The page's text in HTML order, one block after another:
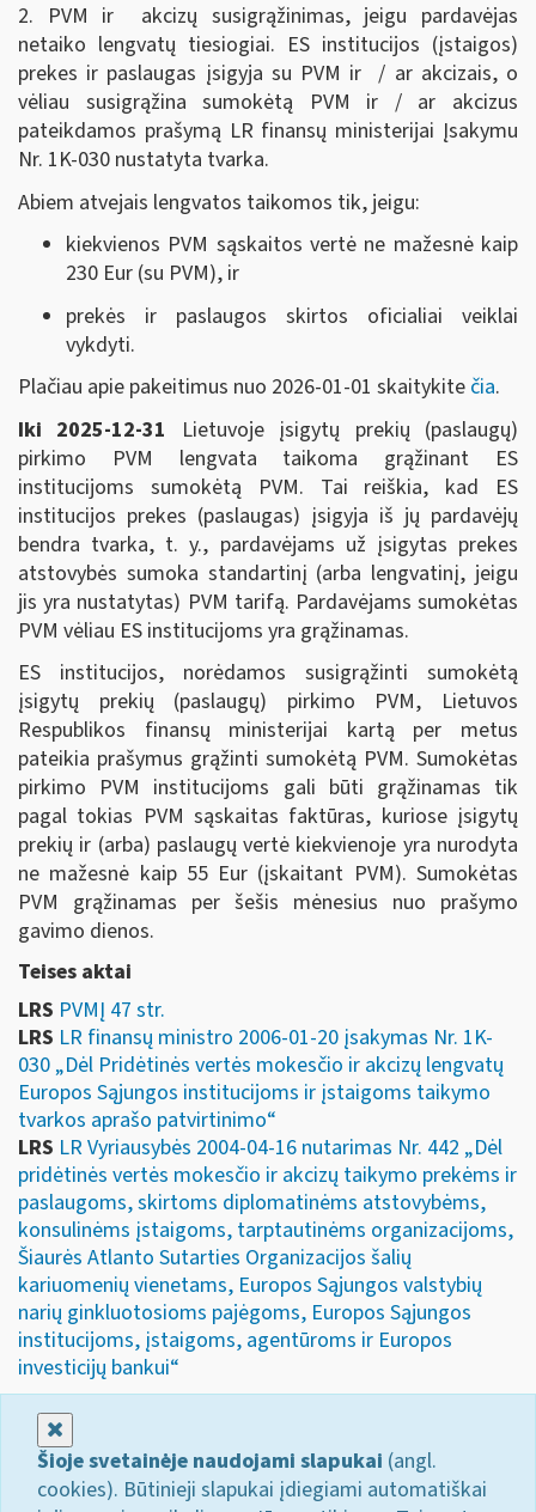
2. PVM ir akcizų susigrąžinimas, jeigu pardavėjas
netaiko lengvatų tiesiogiai. ES institucijos (įstaigos)
prekes ir paslaugas įsigyja su PVM ir / ar akcizais, o
vėliau susigrąžina sumokėtą PVM ir / ar akcizus
pateikdamos prašymą LR finansų ministerijai Įsakymu
Nr. 1K-030 nustatyta tvarka.
Abiem atvejais lengvatos taikomos tik, jeigu:
kiekvienos PVM sąskaitos vertė ne mažesnė kaip
230 Eur (su PVM), ir
prekės ir paslaugos skirtos oficialiai veiklai
vykdyti.
Plačiau apie pakeitimus nuo 2026-01-01 skaitykite čia.
Iki 2025-12-31 Lietuvoje įsigytų prekių (paslaugų)
pirkimo PVM lengvata taikoma grąžinant ES
institucijoms sumokėtą PVM. Tai reiškia, kad ES
institucijos prekes (paslaugas) įsigyja iš jų pardavėjų
bendra tvarka, t. y., pardavėjams už įsigytas prekes
atstovybės sumoka standartinį (arba lengvatinį, jeigu
jis yra nustatytas) PVM tarifą. Pardavėjams sumokėtas
PVM vėliau ES institucijoms yra grąžinamas.
ES institucijos, norėdamos susigrąžinti sumokėtą
įsigytų prekių (paslaugų) pirkimo PVM, Lietuvos
Respublikos finansų ministerijai kartą per metus
pateikia prašymus grąžinti sumokėtą PVM. Sumokėtas
pirkimo PVM institucijoms gali būti grąžinamas tik
pagal tokias PVM sąskaitas faktūras, kuriose įsigytų
prekių ir (arba) paslaugų vertė kiekvienoje yra nurodyta
ne mažesnė kaip 55 Eur (įskaitant PVM). Sumokėtas
PVM grąžinamas per šešis mėnesius nuo prašymo
gavimo dienos.
Teises aktai
LRS PVMĮ 47 str.
LRS LR finansų ministro 2006-01-20 įsakymas Nr. 1K-
030 „Dėl Pridėtinės vertės mokesčio ir akcizų lengvatų
Europos Sąjungos institucijoms ir įstaigoms taikymo
tvarkos aprašo patvirtinimo“
LRS LR Vyriausybės 2004-04-16 nutarimas Nr. 442 „Dėl
pridėtinės vertės mokesčio ir akcizų taikymo prekėms ir
paslaugoms, skirtoms diplomatinėms atstovybėms,
konsulinėms įstaigoms, tarptautinėms organizacijoms,
Šiaurės Atlanto Sutarties Organizacijos šalių
kariuomenių vienetams, Europos Sąjungos valstybių
narių ginkluotosioms pajėgoms, Europos Sąjungos
institucijoms, įstaigoms, agentūroms ir Europos
investicijų bankui“
Šioje svetainėje naudojami slapukai (angl.
cookies). Būtinieji slapukai įdiegiami automatiškai